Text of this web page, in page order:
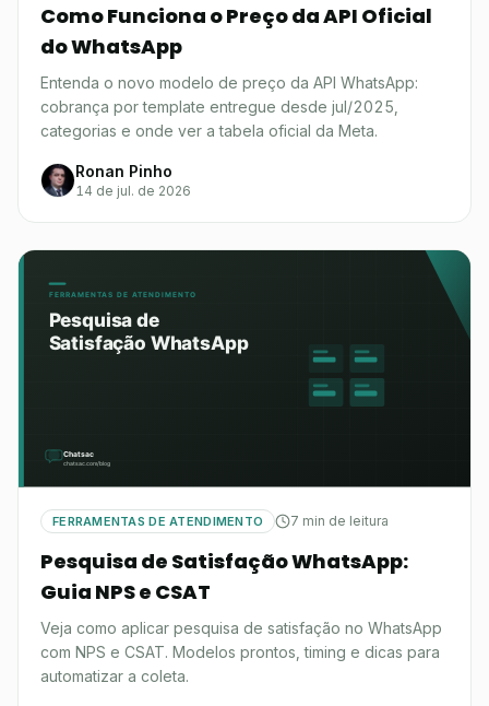
Como Funciona o Preço da API Oficial
do WhatsApp
Entenda o novo modelo de preço da API WhatsApp:
cobrança por template entregue desde jul/2025,
categorias e onde ver a tabela oficial da Meta.
Ronan Pinho
14 de jul. de 2026
FERRAMENTAS DE ATENDIMENTO 7 min de leitura
Pesquisa de Satisfação WhatsApp:
Guia NPS e CSAT
Veja como aplicar pesquisa de satisfação no WhatsApp
com NPS e CSAT. Modelos prontos, timing e dicas para
automatizar a coleta.